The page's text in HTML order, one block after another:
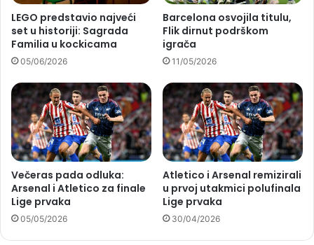
LEGO predstavio najveći
set u historiji: Sagrada
Familia u kockicama
05/06/2026
Barcelona osvojila titulu,
Flik dirnut podrškom
igrača
11/05/2026
Večeras pada odluka:
Arsenal i Atletico za finale
Lige prvaka
05/05/2026
Atletico i Arsenal remizirali
u prvoj utakmici polufinala
Lige prvaka
30/04/2026